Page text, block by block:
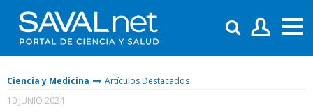
Ciencia y Medicina
Artículos Destacados
10 JUNIO 2024